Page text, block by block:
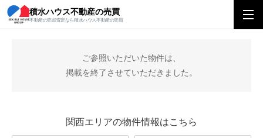
積水ハウス不動産の売買
不動産の売却査定なら積水ハウス不動産の売買
積水ハウス不動産の売買 関西エリアトップ
ご参照いただいた物件は、
掲載を終了させていただきました。
関西エリアの物件情報はこちら